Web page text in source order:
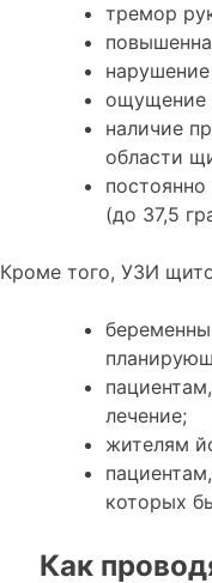
тремор
ощущение
наличие
области
(до 37,5
Кроме того, УЗИ
лечение;
жителям
которых
Как